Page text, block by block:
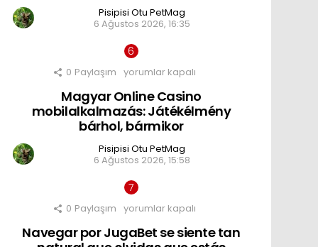
top
casino
om
te
spelen
Pisipisi Otu PetMag
6 Ağustos 2026, 16:35
0 Paylaşım
Magyar
Casino
mobilalkalmazás:
Játékélmény
bárhol,
için
yorumlar kapalı
Magyar Online Casino
mobilalkalmazás: Játékélmény
bárhol, bármikor
Pisipisi Otu PetMag
6 Ağustos 2026, 15:58
0 Paylaşım
Navegar
JugaBet
se
yorumlar kapalı
Navegar por JugaBet se siente tan